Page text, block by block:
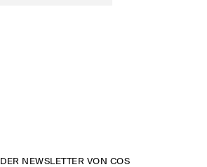
DER NEWSLETTER VON COS